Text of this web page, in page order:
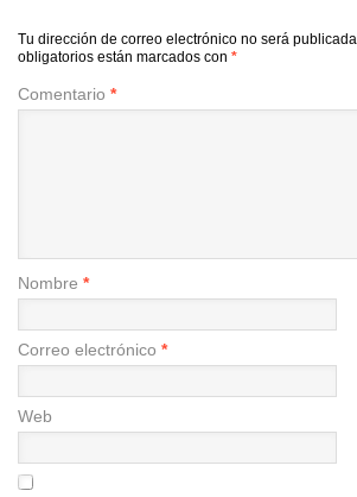
Tu dirección de correo electrónico no será publicada.
obligatorios están marcados con *
Comentario *
Nombre *
Correo electrónico *
Web